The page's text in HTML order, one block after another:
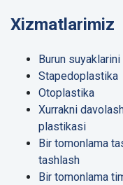
Xizmatlarimiz
Burun
Stapedoplastika
Otoplastika
Xurrakni
plastikasi
Bir tomonlama
tashlash
Bir tomonlama